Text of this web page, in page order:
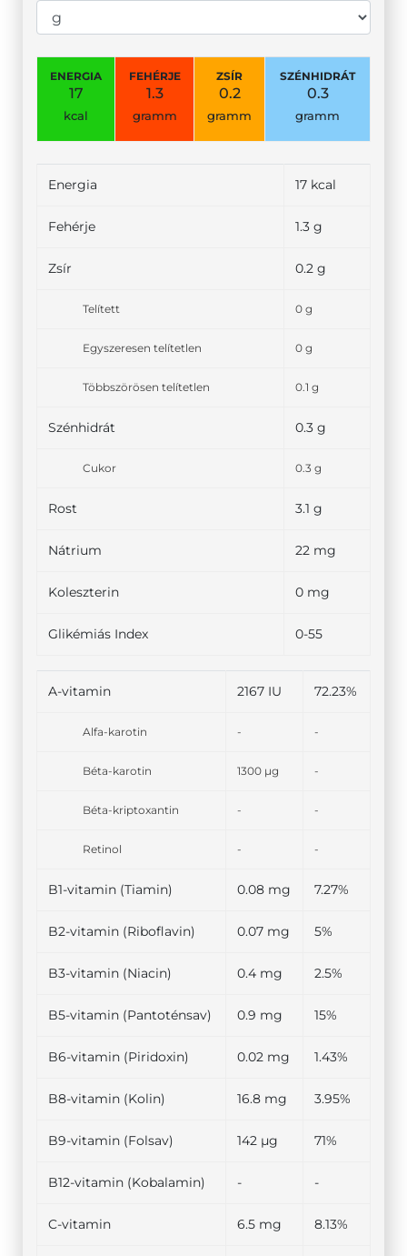
ENERGIA
17
kcal
FEHÉRJE
1.3
gramm
ZSÍR
0.2
gramm
SZÉNHIDRÁT
0.3
gramm
Energia 17 kcal
Fehérje 1.3 g
Zsír 0.2 g
Telített 0 g
Egyszeresen telítetlen 0 g
Többszörösen telítetlen 0.1 g
Szénhidrát 0.3 g
Cukor 0.3 g
Rost 3.1 g
Nátrium 22 mg
Koleszterin 0 mg
Glikémiás Index 0-55
A-vitamin 2167 IU 72.23%
Alfa-karotin - -
Béta-karotin 1300 µg -
Béta-kriptoxantin - -
Retinol - -
B1-vitamin (Tiamin) 0.08 mg 7.27%
B2-vitamin (Riboflavin) 0.07 mg 5%
B3-vitamin (Niacin) 0.4 mg 2.5%
B5-vitamin (Pantoténsav) 0.9 mg 15%
B6-vitamin (Piridoxin) 0.02 mg 1.43%
B8-vitamin (Kolin) 16.8 mg 3.95%
B9-vitamin (Folsav) 142 µg 71%
B12-vitamin (Kobalamin) - -
C-vitamin 6.5 mg 8.13%